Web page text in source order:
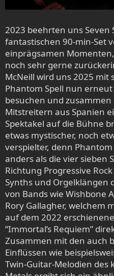
2023 beehrten uns Seven
fantastischen 90-min-Set
einprägsamen
noch sehr gerne
McNeill wird uns 2025 mit
Phantom Spell nun
besuchen und zusammen
Mitstreitern aus Spanien
Spektakel auf die Bühne
etwas mystischer, noch
verspielter, denn
anders als die vier sieben
Richtung Progressive
Synths und Orgelklängen
von Bands wie Wishbone
Rory Gallagher, welchem
auf dem 2022
“Immortal’s Requiem”
Zusammen mit den auch
Einflüssen wie
Twin-Guitar-Melodien des